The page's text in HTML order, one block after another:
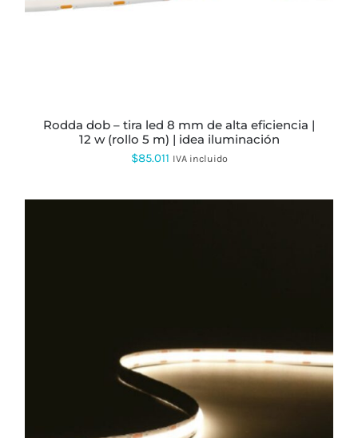
rodda dob – tira led 8 mm de alta eficiencia |
12 w (rollo 5 m) | idea iluminación
$85.011 IVA incluido
ESTE
PRODUCTO
TIENE
MÚLTIPLES
VARIANTES.
LAS